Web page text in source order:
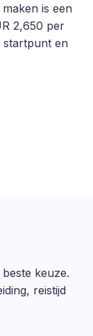
is een
2,650 per
startpunt en
keuze.
reistijd